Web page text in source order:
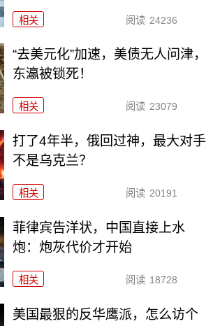
相关 阅读 24236
“去美元化”加速，美债无人问津，
东瀛被锁死！
相关 阅读 23079
打了4年半，俄回过神，最大对手
不是乌克兰？
相关 阅读 20191
菲律宾告洋状，中国直接上水
炮：炮灰代价才开始
相关 阅读 18728
美国最狠的反华鹰派，怎么访个